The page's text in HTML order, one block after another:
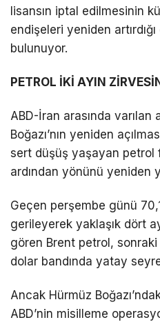
lisansın iptal edilmesinin
endişeleri yeniden
bulunuyor.
PETROL İKİ AYIN
ABD-İran arasında
Boğazı’nın yeniden
sert düşüş yaşayan petrol
ardından yönünü yeniden
Geçen perşembe günü
gerileyerek yaklaşık dört
gören Brent petrol,
dolar bandında yatay
Ancak Hürmüz
ABD’nin misilleme